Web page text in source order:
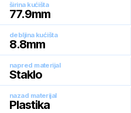
širina kućišta
77.9mm
debljina kućišta
8.8mm
napred materijal
Staklo
nazad materijal
Plastika